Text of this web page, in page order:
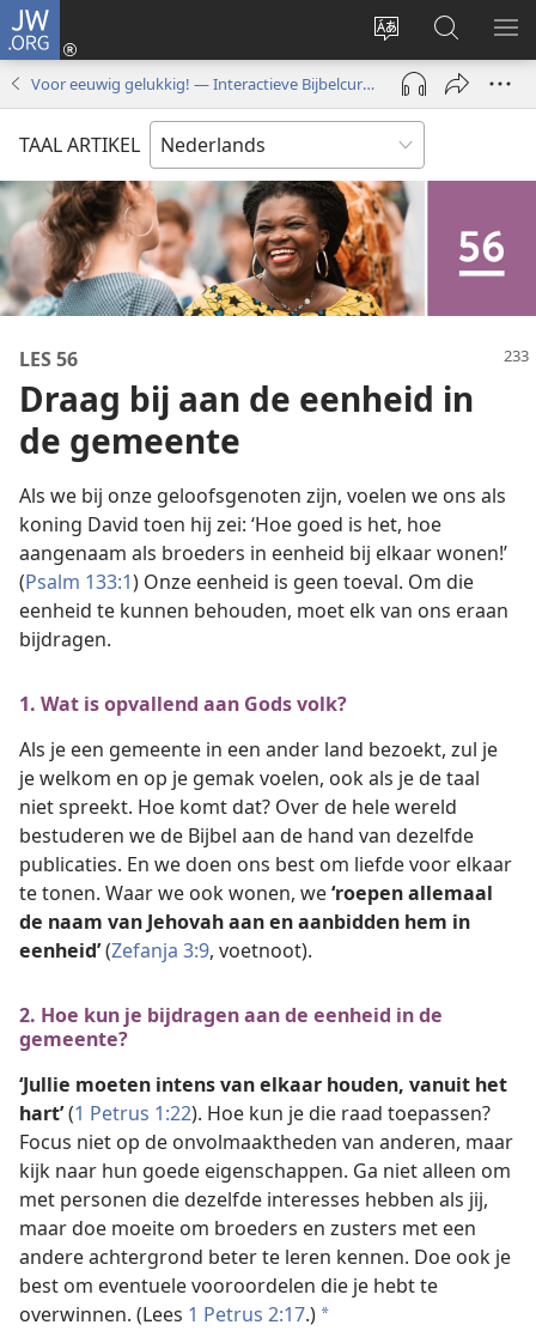
JW.ORG
Taal
site
wijzigen
Inloggen
(opent
nieuw
venster)
Zoeken
op
JW.ORG
Voor eeuwig gelukkig! — Interactieve Bijbelcursus
TAAL ARTIKEL
LES 56
Draag bij aan de eenheid in
de gemeente
Als we bij onze geloofsgenoten zijn, voelen we ons als
koning David toen hij zei: ‘Hoe goed is het, hoe
aangenaam als broeders in eenheid bij elkaar wonen!’
(Psalm 133:1) Onze eenheid is geen toeval. Om die
eenheid te kunnen behouden, moet elk van ons eraan
bijdragen.
1. Wat is opvallend aan Gods volk?
Als je een gemeente in een ander land bezoekt, zul je
je welkom en op je gemak voelen, ook als je de taal
niet spreekt. Hoe komt dat? Over de hele wereld
bestuderen we de Bijbel aan de hand van dezelfde
publicaties. En we doen ons best om liefde voor elkaar
te tonen. Waar we ook wonen, we‘roepen allemaal
de naam van Jehovah aan en aanbidden hem in
eenheid’(Zefanja 3:9, voetnoot).
2. Hoe kun je bijdragen aan de eenheid in de
gemeente?
‘Jullie moeten intens van elkaar houden, vanuit het
hart’(1 Petrus 1:22). Hoe kun je die raad toepassen?
Focus niet op de onvolmaaktheden van anderen, maar
kijk naar hun goede eigenschappen. Ga niet alleen om
met personen die dezelfde interesses hebben als jij,
maar doe moeite om broeders en zusters met een
andere achtergrond beter te leren kennen. Doe ook je
best om eventuele vooroordelen die je hebt te
overwinnen. (Lees 1 Petrus 2:17.) a